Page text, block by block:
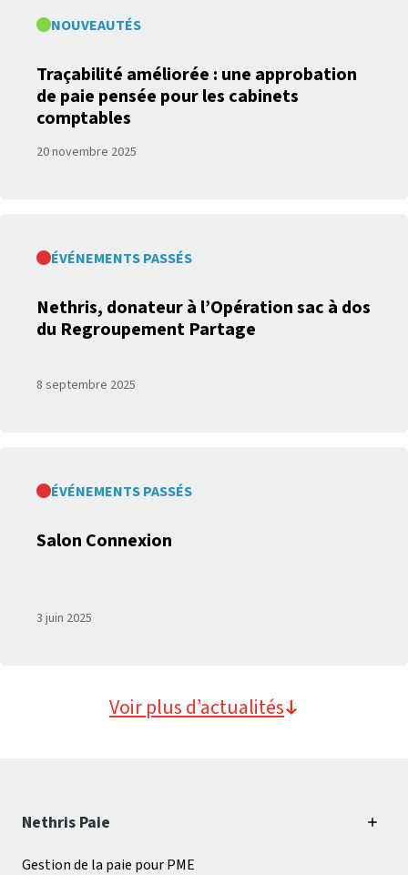
NOUVEAUTÉS
Traçabilité améliorée : une approbation
de paie pensée pour les cabinets
comptables
20 novembre 2025
ÉVÉNEMENTS PASSÉS
Nethris, donateur à l’Opération sac à dos
du Regroupement Partage
8 septembre 2025
ÉVÉNEMENTS PASSÉS
Salon Connexion
3 juin 2025
Voir plus d’actualités
Nethris Paie
Gestion de la paie pour PME